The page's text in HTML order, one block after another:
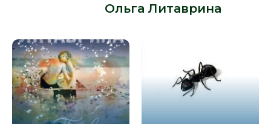
Ольга Литаврина